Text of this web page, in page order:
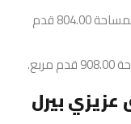
شقة غرفة واحدة للنوم 1BR-T4-F2-7 بمساحة 804.00 قدم
بيرل